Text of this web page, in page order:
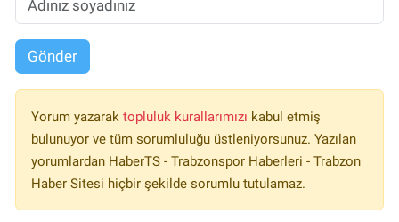
Gönder
Yorum yazarak topluluk kurallarımızı kabul etmiş
bulunuyor ve tüm sorumluluğu üstleniyorsunuz. Yazılan
yorumlardan HaberTS - Trabzonspor Haberleri - Trabzon
Haber Sitesi hiçbir şekilde sorumlu tutulamaz.